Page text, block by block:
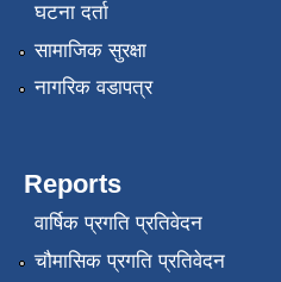
घटना दर्ता
सामाजिक सुरक्षा
नागरिक वडापत्र
Reports
वार्षिक प्रगति प्रतिवेदन
चौमासिक प्रगति प्रतिवेदन